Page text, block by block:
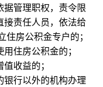
管理职权，责令限
接责任人员，依法给
房公积金专户的；
住房公积金的；
值收益的；
银行以外的机构办理